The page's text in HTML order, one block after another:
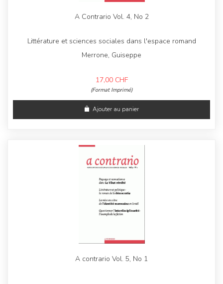
A Contrario Vol. 4, No 2
Littérature et sciences sociales dans l'espace romand
Merrone, Guiseppe
17,00 CHF
(Format Imprimé)
Ajouter au panier
A contrario Vol. 5, No 1